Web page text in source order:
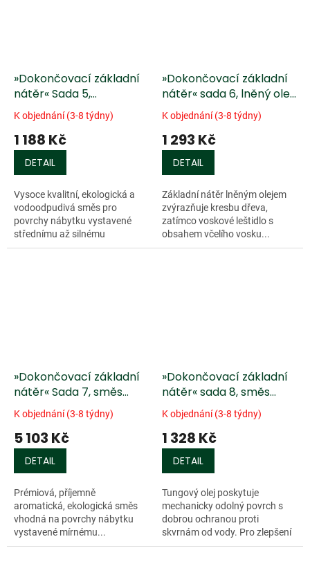
»Dokončovací základní
nátěr« Sada 5,
vodoodpudivý lak
K objednání (3-8 týdny)
1 188 Kč
DETAIL
Vysoce kvalitní, ekologická a
vodoodpudivá směs pro
povrchy nábytku vystavené
střednímu až silnému
opotřebení....
»Dokončovací základní
nátěr« sada 6, lněný olej
voskové leštidlo
K objednání (3-8 týdny)
1 293 Kč
DETAIL
Základní nátěr lněným olejem
zvýrazňuje kresbu dřeva,
zatímco voskové leštidlo s
obsahem včelího vosku...
»Dokončovací základní
nátěr« Sada 7, směs
propolisového oleje
K objednání (3-8 týdny)
5 103 Kč
DETAIL
Prémiová, příjemně
aromatická, ekologická směs
vhodná na povrchy nábytku
vystavené mírnému...
»Dokončovací základní
nátěr« sada 8, směs
benzoinu a tungového
oleje
K objednání (3-8 týdny)
1 328 Kč
DETAIL
Tungový olej poskytuje
mechanicky odolný povrch s
dobrou ochranou proti
skvrnám od vody. Pro zlepšení
roztíratelnosti tohoto...